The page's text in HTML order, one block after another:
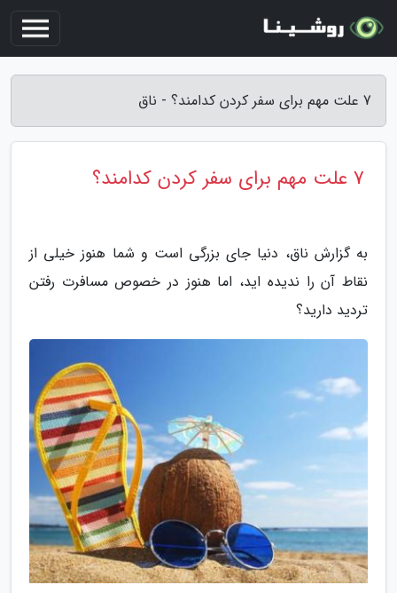
7 علت مهم برای سفر کردن کدامند؟ - ناق
7 علت مهم برای سفر کردن کدامند؟
به گزارش ناق، دنیا جای بزرگی است و شما هنوز خیلی از
نقاط آن را ندیده اید، اما هنوز در خصوص مسافرت رفتن
تردید دارید؟